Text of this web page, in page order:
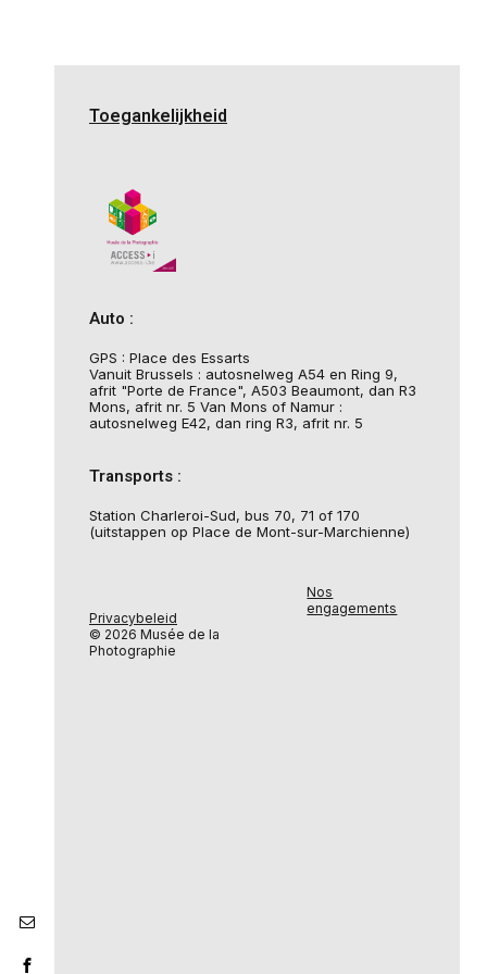
Toegankelijkheid
Auto :
GPS : Place des Essarts
Vanuit Brussels : autosnelweg A54 en Ring 9,
afrit "Porte de France", A503 Beaumont, dan R3
Mons, afrit nr. 5 Van Mons of Namur :
autosnelweg E42, dan ring R3, afrit nr. 5
Transports :
Station Charleroi-Sud, bus 70, 71 of 170
(uitstappen op Place de Mont-sur-Marchienne)
Privacybeleid
© 2026 Musée de la
Photographie
Nos
engagements